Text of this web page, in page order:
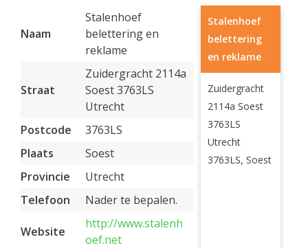
Naam
Stalenhoef
belettering en
reklame
Straat
Zuidergracht 2114a
Soest 3763LS
Utrecht
Postcode
3763LS
Plaats
Soest
Provincie
Utrecht
Telefoon
Nader te bepalen.
Website
http://www.stalenh
oef.net
Stalenhoef
belettering
en reklame
Zuidergracht
2114a Soest
3763LS
Utrecht
3763LS, Soest